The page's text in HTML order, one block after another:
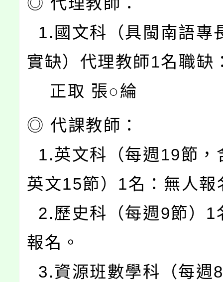
1.國文科（具閩南語專
實缺）代理教師1名職缺
正取 張○綸
◎ 代課教師：
1.英文科（每週19節，
英文15節）1名：無人報
2.歷史科（每週9節）1
報名。
3.資源班數學科（每週